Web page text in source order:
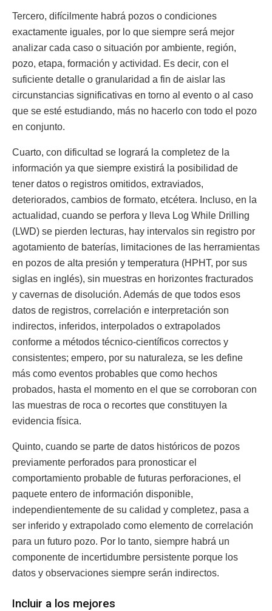
Tercero, difícilmente habrá pozos o condiciones
exactamente iguales, por lo que siempre será mejor
analizar cada caso o situación por ambiente, región,
pozo, etapa, formación y actividad. Es decir, con el
suficiente detalle o granularidad a fin de aislar las
circunstancias significativas en torno al evento o al caso
que se esté estudiando, más no hacerlo con todo el pozo
en conjunto.
Cuarto, con dificultad se logrará la completez de la
información ya que siempre existirá la posibilidad de
tener datos o registros omitidos, extraviados,
deteriorados, cambios de formato, etcétera. Incluso, en la
actualidad, cuando se perfora y lleva Log While Drilling
(LWD) se pierden lecturas, hay intervalos sin registro por
agotamiento de baterías, limitaciones de las herramientas
en pozos de alta presión y temperatura (HPHT, por sus
siglas en inglés), sin muestras en horizontes fracturados
y cavernas de disolución. Además de que todos esos
datos de registros, correlación e interpretación son
indirectos, inferidos, interpolados o extrapolados
conforme a métodos técnico-científicos correctos y
consistentes; empero, por su naturaleza, se les define
más como eventos probables que como hechos
probados, hasta el momento en el que se corroboran con
las muestras de roca o recortes que constituyen la
evidencia física.
Quinto, cuando se parte de datos históricos de pozos
previamente perforados para pronosticar el
comportamiento probable de futuras perforaciones, el
paquete entero de información disponible,
independientemente de su calidad y completez, pasa a
ser inferido y extrapolado como elemento de correlación
para un futuro pozo. Por lo tanto, siempre habrá un
componente de incertidumbre persistente porque los
datos y observaciones siempre serán indirectos.
Incluir a los mejores